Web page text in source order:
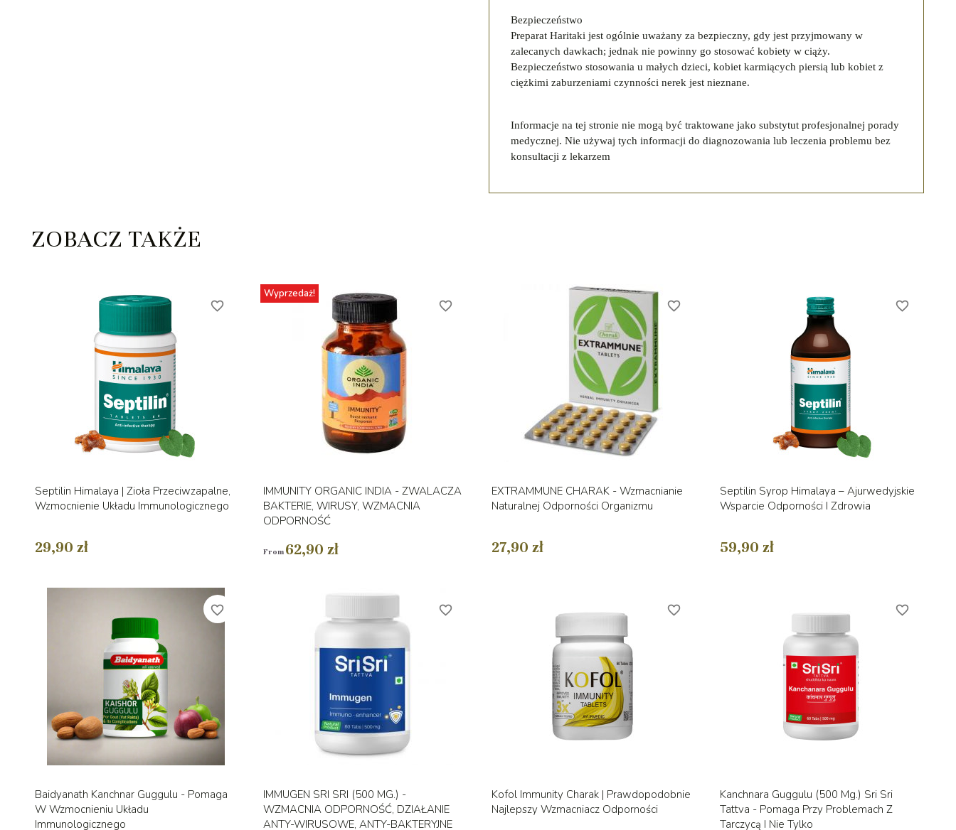
Bezpieczeństwo
Preparat Haritaki jest ogólnie uważany za bezpieczny, gdy jest przyjmowany w
zalecanych dawkach; jednak nie powinny go stosować kobiety w ciąży.
Bezpieczeństwo stosowania u małych dzieci, kobiet karmiących piersią lub kobiet z
ciężkimi zaburzeniami czynności nerek jest nieznane.
Informacje na tej stronie nie mogą być traktowane jako substytut profesjonalnej porady
medycznej. Nie używaj tych informacji do diagnozowania lub leczenia problemu bez
konsultacji z lekarzem
ZOBACZ TAKŻE
Septilin Himalaya | Zioła Przeciwzapalne,
Wzmocnienie Układu Immunologicznego
29,90 zł
favorite_border
IMMUNITY ORGANIC INDIA - ZWALACZA
BAKTERIE, WIRUSY, WZMACNIA
ODPORNOŚĆ
From 62,90 zł
Wyprzedaż!
favorite_border
EXTRAMMUNE CHARAK - Wzmacnianie
Naturalnej Odporności Organizmu
27,90 zł
favorite_border
Septilin Syrop Himalaya – Ajurwedyjskie
Wsparcie Odporności I Zdrowia
59,90 zł
favorite_border
Baidyanath Kanchnar Guggulu - Pomaga
W Wzmocnieniu Układu
Immunologicznego
favorite_border
IMMUGEN SRI SRI (500 MG.) -
WZMACNIA ODPORNOŚĆ, DZIAŁANIE
ANTY-WIRUSOWE, ANTY-BAKTERYJNE
favorite_border
Kofol Immunity Charak | Prawdopodobnie
Najlepszy Wzmacniacz Odporności
favorite_border
Kanchnara Guggulu (500 Mg.) Sri Sri
Tattva - Pomaga Przy Problemach Z
Tarczycą I Nie Tylko
favorite_border